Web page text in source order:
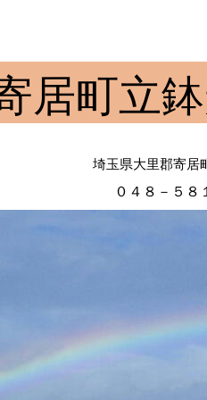
居町立
埼玉県大里郡寄居
０４８－５８